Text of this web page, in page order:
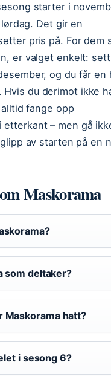
starter i
Det gir en
pris på. For dem
er valget enkelt:
og du får en
du derimot ikke
fange opp
etterkant – men gå
av starten på en
Maskorama
som deltaker?
Maskorama hatt?
i sesong 6?